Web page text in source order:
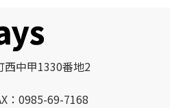
西中甲1330番地2
：0985-69-7168